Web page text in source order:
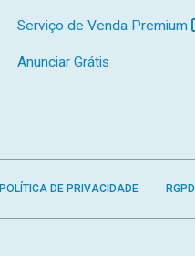
Serviço de Venda Premium
Anunciar Grátis
POLÍTICA DE PRIVACIDADE RGPD